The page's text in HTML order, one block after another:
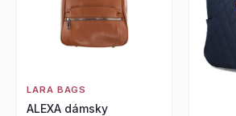
LARA BAGS
ALEXA dámsky